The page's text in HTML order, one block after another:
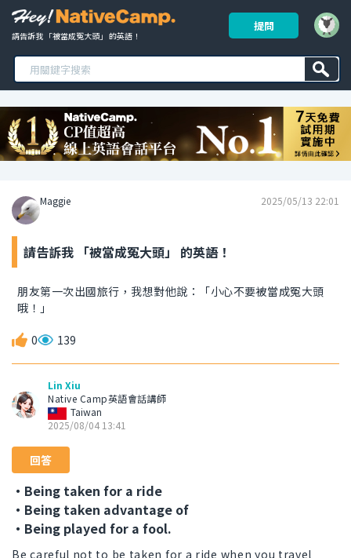
請告訴我 「被當成冤大頭」 的英語！
提問
Maggie 2025/05/13 22:01
請告訴我 「被當成冤大頭」 的英語！
朋友第一次出國旅行，我想對他說：「小心不要被當成冤大頭
哦！」
0 139
Lin Xiu
Native Camp英語會話講師
Taiwan
2025/08/04 13:41
回答
・Being taken for a ride
・Being taken advantage of
・Being played for a fool.
Be careful not to be taken for a ride when you travel